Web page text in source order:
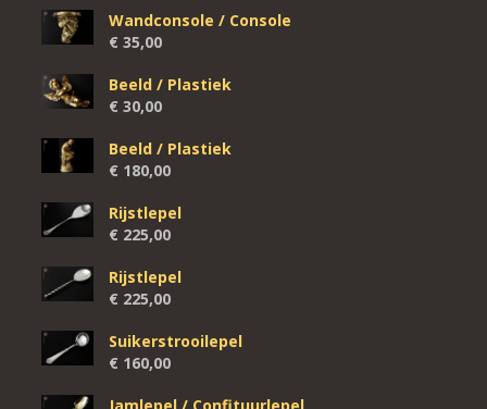
Wandconsole / Console
€ 35,00
Beeld / Plastiek
€ 30,00
Beeld / Plastiek
€ 180,00
Rijstlepel
€ 225,00
Rijstlepel
€ 225,00
Suikerstrooilepel
€ 160,00
Jamlepel / Confituurlepel